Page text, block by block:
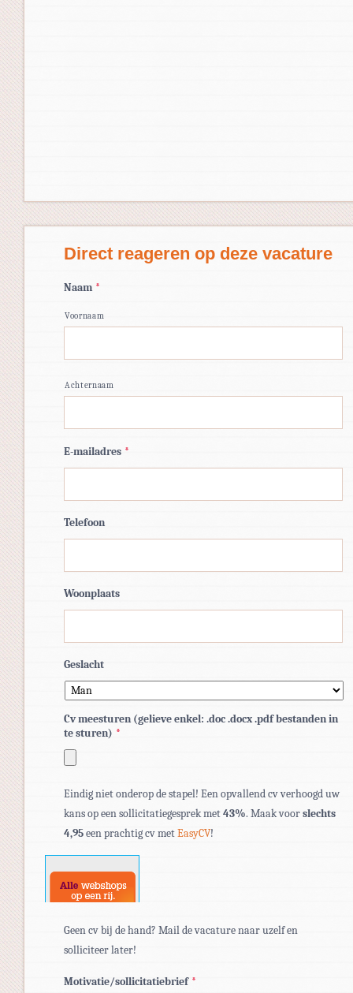
Direct reageren op deze vacature
Naam *
Voornaam
Achternaam
E-mailadres *
Telefoon
Woonplaats
Geslacht
Cv meesturen (gelieve enkel: .doc .docx .pdf bestanden in
te sturen) *
bestandstypen:
pdf,
doc,
docx.
Eindig niet onderop de stapel! Een opvallend cv verhoogd uw
kans op een sollicitatiegesprek met43%. Maak voorslechts
4,95een prachtig cv metEasyCV!
Geen cv bij de hand? Mail de vacature naar uzelf en
solliciteer later!
Motivatie/sollicitatiebrief *